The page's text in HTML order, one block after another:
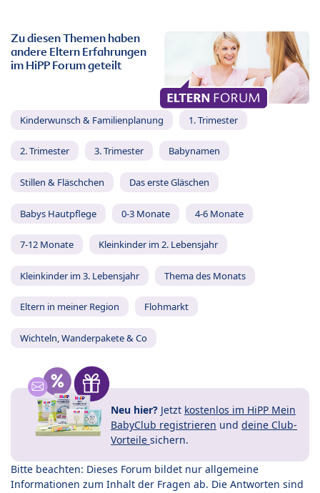
Zu diesen Themen haben
andere Eltern Erfahrungen
im HiPP Forum geteilt
Kinderwunsch & Familienplanung 1. Trimester
2. Trimester 3. Trimester Babynamen
Stillen & Fläschchen Das erste Gläschen
Babys Hautpflege 0-3 Monate 4-6 Monate
7-12 Monate Kleinkinder im 2. Lebensjahr
Kleinkinder im 3. Lebensjahr Thema des Monats
Eltern in meiner Region Flohmarkt
Wichteln, Wanderpakete & Co
Neu hier? Jetzt kostenlos im HiPP Mein
BabyClub registrieren und deine Club-
Vorteile sichern.
Bitte beachten: Dieses Forum bildet nur allgemeine
Informationen zum Inhalt der Fragen ab. Die Antworten sind